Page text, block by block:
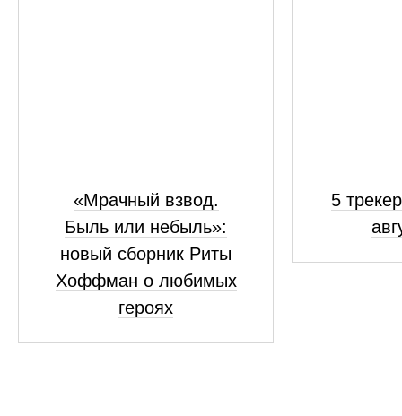
«Мрачный взвод.
Быль или небыль»:
новый сборник Риты
Хоффман о любимых
героях
5